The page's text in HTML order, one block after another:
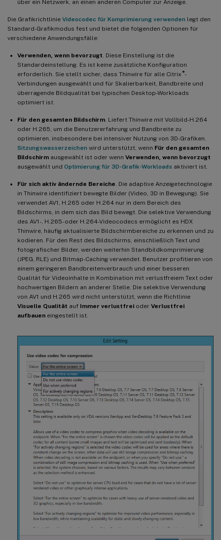
über ein Netzwerk, an einen anderen Computer zur Anzeige.
Die Grafikrichtlinie Videocodec für Komprimierung verwenden legt den
Standard-Grafikmodus fest und bietet die folgenden Optionen für
verschiedene Anwendungsfälle:
Verwenden, wenn bevorzugt . Diese Einstellung ist die
Standardeinstellung. Es ist keine zusätzliche Konfiguration
erforderlich. Sie stellt sicher, dass Thinwire für alle Citrix ®-
Verbindungen ausgewählt und für Skalierbarkeit, Bandbreite und
überragende Bildqualität bei typischen Desktop-Workloads
optimiert ist.
Für den gesamten Bildschirm . Liefert Thinwire mit Vollbild-H.264
oder H.265, um die Benutzererfahrung und Bandbreite zu
optimieren, insbesondere bei intensiver Nutzung von 3D-Grafiken.
Sitzungswasserzeichen wird unterstützt, wenn Für den gesamten
Bildschirm ausgewählt ist oder wenn Verwenden, wenn bevorzugt
ausgewählt und Optimierung für 3D-Grafik-Workloads aktiviert ist.
Für sich aktiv ändernde Bereiche . Die adaptive Anzeigetechnologie
in Thinwire identifiziert bewegte Bilder (Video, 3D in Bewegung). Sie
verwendet AV1, H.265 oder H.264 nur in dem Bereich des
Bildschirms, in dem sich das Bild bewegt. Die selektive Verwendung
des AV1-, H.265- oder H.264-Videocodecs ermöglicht es HDX
Thinwire, häufig aktualisierte Bildschirmbereiche zu erkennen und zu
kodieren. Für den Rest des Bildschirms, einschließlich Text und
fotografischer Bilder, werden weiterhin Standbildkomprimierung
(JPEG, RLE) und Bitmap-Caching verwendet. Benutzer profitieren von
einem geringeren Bandbreitenverbrauch und einer besseren
Qualität für Videoinhalte in Kombination mit verlustfreiem Text oder
hochwertigen Bildern an anderer Stelle. Die selektive Verwendung
von AV1 und H.265 wird nicht unterstützt, wenn die Richtlinie
Visuelle Qualität auf Immer verlustfrei oder Verlustfrei
aufbauen eingestellt ist.